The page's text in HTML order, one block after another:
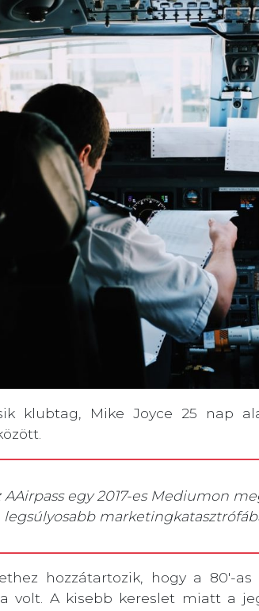
klubtag, Mike Joyce 25 nap
AAirpass egy 2017-es Mediumon
legsúlyosabb
hozzátartozik, hogy a 80′-
volt. A kisebb kereslet miatt a